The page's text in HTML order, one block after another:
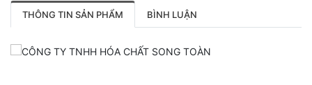
THÔNG TIN SẢN PHẨM BÌNH LUẬN